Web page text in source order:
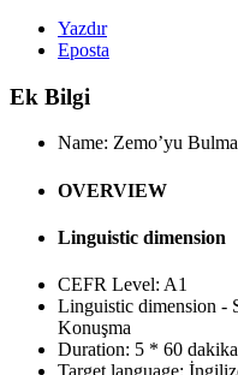
Yazdır
Eposta
Ek Bilgi
Name: Zemo’yu
OVERVIEW
Linguistic dimension
CEFR Level: A1
Linguistic dimension -
Konuşma
Duration: 5 * 60 dakika
Target language: